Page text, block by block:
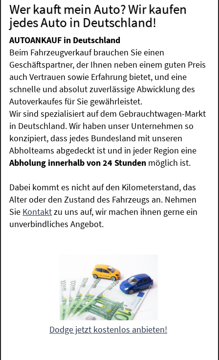
Wer kauft mein Auto? Wir kaufen
jedes Auto in Deutschland!
AUTOANKAUF in Deutschland
Beim Fahrzeugverkauf brauchen Sie einen
Geschäftspartner, der Ihnen neben einem guten Preis
auch Vertrauen sowie Erfahrung bietet, und eine
schnelle und absolut zuverlässige Abwicklung des
Autoverkaufes für Sie gewährleistet.
Wir sind spezialisiert auf dem Gebrauchtwagen-Markt
in Deutschland. Wir haben unser Unternehmen so
konzipiert, dass jedes Bundesland mit unseren
Abholteams abgedeckt ist und in jeder Region eine
Abholung innerhalb von 24 Stunden möglich ist.
Dabei kommt es nicht auf den Kilometerstand, das
Alter oder den Zustand des Fahrzeugs an. Nehmen
Sie Kontaktzu uns auf, wir machen ihnen gerne ein
unverbindliches Angebot.
Dodge jetzt kostenlos anbieten!